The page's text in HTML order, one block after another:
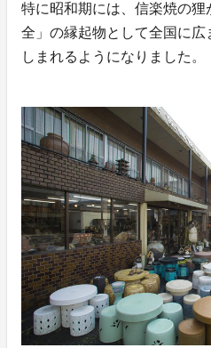
特に昭和期には、信楽焼の
全」の縁起物として全国に
しまれるようになりました。